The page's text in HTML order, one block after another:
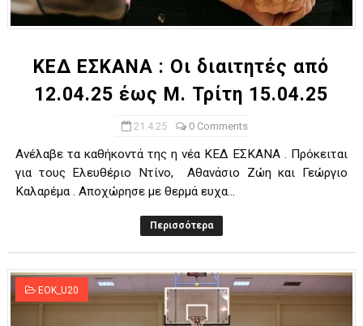
ΧΡΟΝΙΑ ΠΟΛΛΑ ΣΤΟ ΕΛΛΗΝΙΚΟ ΜΠΑΣΚΕΤ : 39Η ΕΠΕΤΕΙΟΣ ΑΠΟ
Ο δρόμος για τον 29ο τελικό κυπέλλου ανδρών ΕΣΚΑΝΑ
U21: Τεράστια πρόκριση για τον Πανελευσινιακό στον
Γ΄ανδρών play offs : "Σκληρό" καρύδι η Φιλία Περάματος
Play off B εφήβων Β φάση Στο f4 ΑΕ Ρέντη, Πέρα , Ερμής
ΚΕΔ ΕΣΚΑΝΑ : Οι διαιτητές από
12.04.25 έως Μ. Τρίτη 15.04.25
21.4.25 0 Comments
Ανέλαβε τα καθήκοντά της η νέα ΚΕΔ ΕΣΚΑΝΑ . Πρόκειται
για τους Ελευθέριο Ντίνο, Αθανάσιο Ζώη και Γεώργιο
Καλαρέμα . Αποχώρησε με θερμά ευχα...
Περισσότερα
EOK_U20